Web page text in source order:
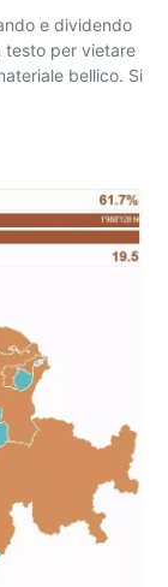
e dividendo
testo per vietare
bellico. Si